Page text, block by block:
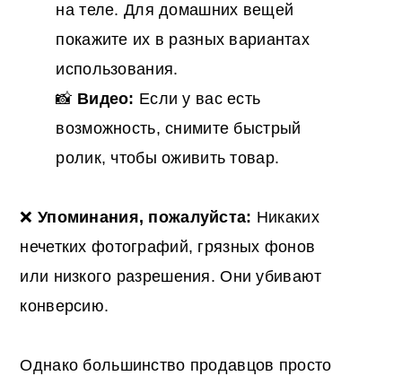
на теле. Для домашних вещей
покажите их в разных вариантах
использования.
📸 Видео: Если у вас есть
возможность, снимите быстрый
ролик, чтобы оживить товар.
❌ Упоминания, пожалуйста: Никаких
нечетких фотографий, грязных фонов
или низкого разрешения. Они убивают
конверсию.
Однако большинство продавцов просто